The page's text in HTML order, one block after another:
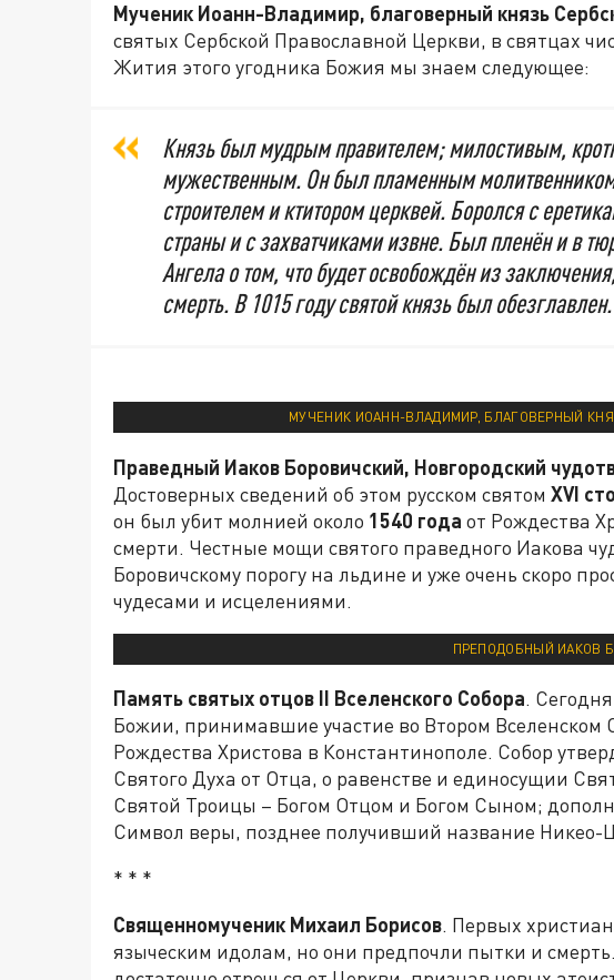
Мученик Иоанн-Владимир, благоверный князь
святых Сербской Православной Церкви, в святцах
Жития этого угодника Божия мы знаем следующее:
Князь был мудрым правителем; милостивым,
мужественным. Он был пламенным
строителем и ктитором церквей. Боролся с
страны и с захватчиками извне. Был пленён и в
Ангела о том, что будет освобождён из
смерть. В 1015 году святой князь был обезглавлен.
МУЧЕНИК ИОАНН-ВЛАДИМИР, БЛАГОВЕРНЫЙ
Праведный Иаков Боровичский, Новгородский
Достоверных сведений об этом русском святом XVI
он был убит молнией около 1540 года от Рождества
смерти. Честные мощи святого праведного Иакова
Боровичскому порогу на льдине и уже очень скоро
чудесами и исцелениями.
ПРЕПОДОБНЫЙ ИАКОВ
Память святых отцов II Вселенского Собора.
Божии, принимавшие участие во Втором Вселенском
Рождества Христова в Константинополе. Собор
Святого Духа от Отца, о равенстве и единосущии
Святой Троицы – Богом Отцом и Богом Сыном;
Символ веры, позднее получивший название Никео-
* * *
Священномученик Михаил Борисов. Первых
языческим идолам, но они предпочли пытки и